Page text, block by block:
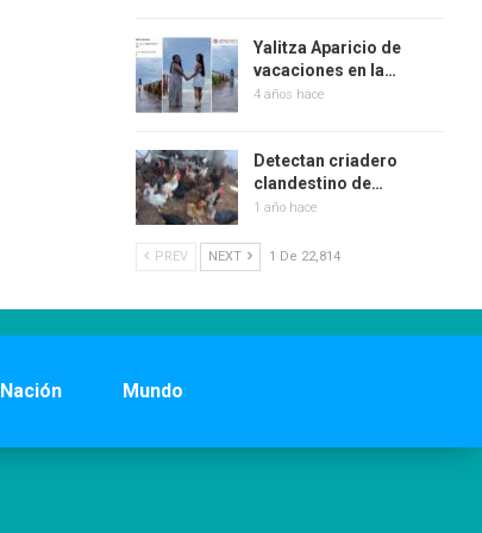
Yalitza Aparicio de
vacaciones en la…
4 años hace
Detectan criadero
clandestino de…
1 año hace
PREV NEXT 1 De 22,814
Nación Mundo